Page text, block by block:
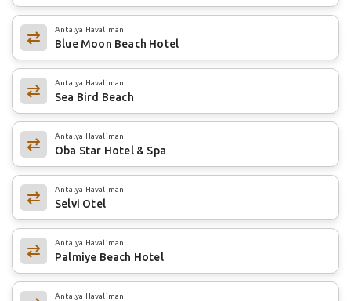
Antalya Havalimanı
Blue Moon Beach Hotel
Antalya Havalimanı
Sea Bird Beach
Antalya Havalimanı
Oba Star Hotel & Spa
Antalya Havalimanı
Selvi Otel
Antalya Havalimanı
Palmiye Beach Hotel
Antalya Havalimanı